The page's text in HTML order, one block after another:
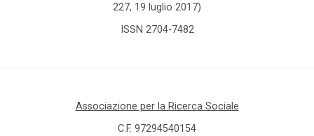
227, 19 luglio 2017)
ISSN 2704-7482
Associazione per la Ricerca Sociale
C.F. 97294540154